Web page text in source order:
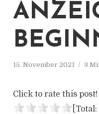
15. November 2021 3
Click to rate this post!
[Total: